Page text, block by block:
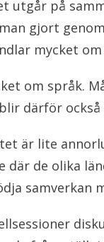
utgår på
gjort
mycket
om språk.
därför
är lite
där de olika
samverkan